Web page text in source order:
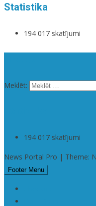
Statistika
194 017 skatījumi
Meklēt:
194 017 skatījumi
News Portal Pro | Theme:
Footer Menu